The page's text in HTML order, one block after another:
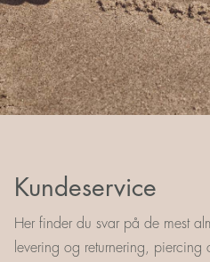
Kundeservice
Her finder du svar på de mest
levering og returnering, piercing